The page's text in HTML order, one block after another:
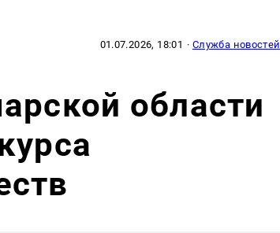
01.07.2026, 18:01 · Служба новостей
области